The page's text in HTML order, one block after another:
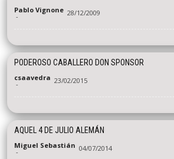
Pablo Vignone
- 28/12/2009
PODEROSO CABALLERO DON SPONSOR
csaavedra
- 23/02/2015
AQUEL 4 DE JULIO ALEMÁN
Miguel Sebastián
- 04/07/2014